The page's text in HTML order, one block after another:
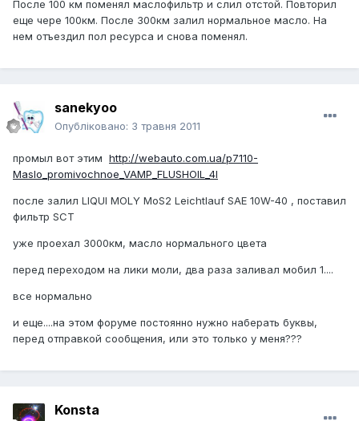
После 100 км поменял маслофильтр и слил отстой. Повторил
еще чере 100км. После 300км залил нормальное масло. На
нем отъездил пол ресурса и снова поменял.
sanekyoo
Опубліковано: 3 травня 2011
промыл вот этим http://webauto.com.ua/p7110-
Maslo_promivochnoe_VAMP_FLUSHOIL_4l
после залил LIQUI MOLY MoS2 Leichtlauf SAE 10W-40 , поставил
фильтр SCT
уже проехал 3000км, масло нормального цвета
перед переходом на лики моли, два раза заливал мобил 1....
все нормально
и еще....на этом форуме постоянно нужно наберать буквы,
перед отправкой сообщения, или это только у меня???
Konsta